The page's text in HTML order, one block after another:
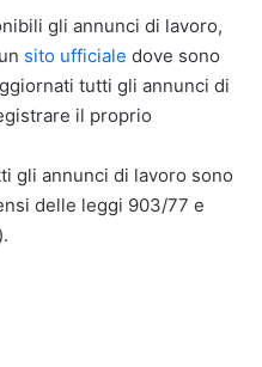
gli annunci di lavoro,
sito ufficiale dove sono
tutti gli annunci di
il proprio
gli annunci di lavoro sono
delle leggi 903/77 e